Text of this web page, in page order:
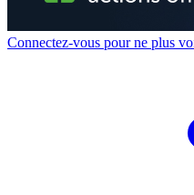
Connectez-vous pour ne plus